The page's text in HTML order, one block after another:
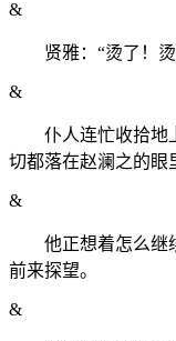
&
贤雅：“烫了！烫
&
仆人连忙收拾地上
切都落在赵澜之的眼
&
他正想着怎么继续
前来探望。
&